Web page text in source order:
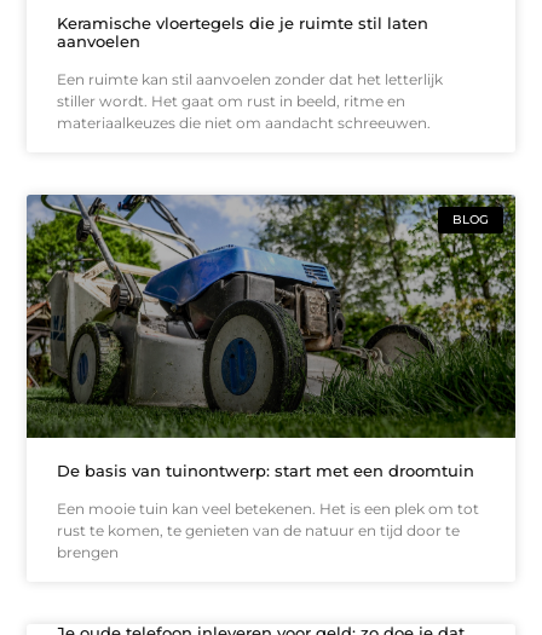
Keramische vloertegels die je ruimte stil laten
aanvoelen
Een ruimte kan stil aanvoelen zonder dat het letterlijk
stiller wordt. Het gaat om rust in beeld, ritme en
materiaalkeuzes die niet om aandacht schreeuwen.
BLOG
De basis van tuinontwerp: start met een droomtuin
Een mooie tuin kan veel betekenen. Het is een plek om tot
rust te komen, te genieten van de natuur en tijd door te
brengen